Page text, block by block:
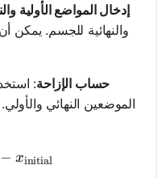
إدخال المواضع الأولية
والنهائية للجسم. يمكن
حساب الإزاحة:
الموضعين النهائي
x =
− xinitial